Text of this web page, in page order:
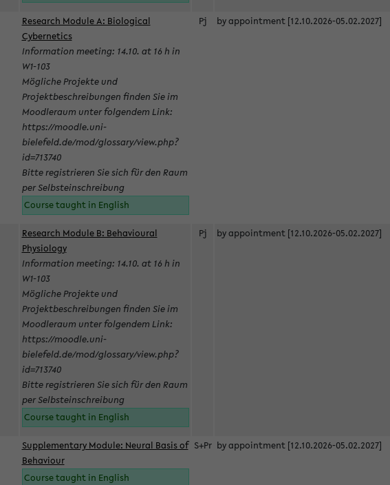
Research Module A: Biological
Cybernetics
Information meeting: 14.10. at 16 h in
W1-103
Mögliche Projekte und
Projektbeschreibungen finden Sie im
Moodleraum unter folgendem Link:
https://moodle.uni-
bielefeld.de/mod/glossary/view.php?
id=713740
Bitte registrieren Sie sich für den Raum
per Selbsteinschreibung
Course taught in English
Pj by appointment [12.10.2026-05.02.2027]
Research Module B: Behavioural
Physiology
Information meeting: 14.10. at 16 h in
W1-103
Mögliche Projekte und
Projektbeschreibungen finden Sie im
Moodleraum unter folgendem Link:
https://moodle.uni-
bielefeld.de/mod/glossary/view.php?
id=713740
Bitte registrieren Sie sich für den Raum
per Selbsteinschreibung
Course taught in English
Pj by appointment [12.10.2026-05.02.2027]
Supplementary Module: Neural Basis of
Behaviour
Course taught in English
S+Pr by appointment [12.10.2026-05.02.2027]